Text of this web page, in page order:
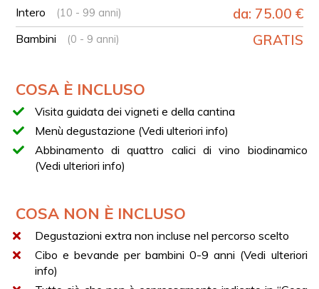
trasformazione
Spiegazione delle tecniche di vinificazione e
approfondimenti sulla biodinamica
quattro calici di vino biodinamico
MENÙ
Il menù incluso nell’esperienza prevede:
Antipasto
Primo piatto
Abbinamento di quattro calici di vino biodinamico tra
cui una Falanghina vinificata in cemento, un blend di
Piedirosso e Aglianico, un Fiano vinificato in anfora e
un Pallagrello Nero affinato in anfora, selezionati in
base alle portate proposte, che variano a seconda
Intero (10 - 99 anni) da: 75.00 €
Bambini (0 - 9 anni) GRATIS
COSA È INCLUSO
Visita guidata dei vigneti e della cantina
Menù degustazione (Vedi ulteriori info)
Abbinamento di quattro calici di vino biodinamico
(Vedi ulteriori info)
COSA NON È INCLUSO
Degustazioni extra non incluse nel percorso scelto
Cibo e bevande per bambini 0-9 anni (Vedi ulteriori
info)